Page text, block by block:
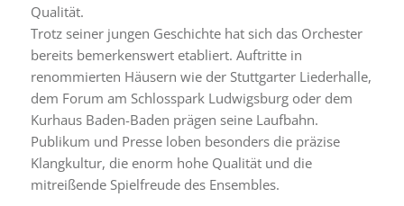
Qualität.
Trotz seiner jungen Geschichte hat sich das Orchester
bereits bemerkenswert etabliert. Auftritte in
renommierten Häusern wie der Stuttgarter Liederhalle,
dem Forum am Schlosspark Ludwigsburg oder dem
Kurhaus Baden-Baden prägen seine Laufbahn.
Publikum und Presse loben besonders die präzise
Klangkultur, die enorm hohe Qualität und die
mitreißende Spielfreude des Ensembles.